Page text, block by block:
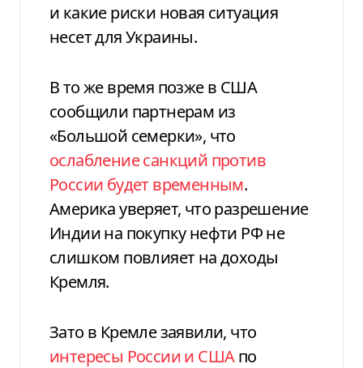
и какие риски новая ситуация
несет для Украины.
В то же время позже в США
сообщили партнерам из
«Большой семерки», что
ослабление санкций против
России будет временным.
Америка уверяет, что разрешение
Индии на покупку нефти РФ не
слишком повлияет на доходы
Кремля.
Зато в Кремле заявили, что
интересы России и СШАпо